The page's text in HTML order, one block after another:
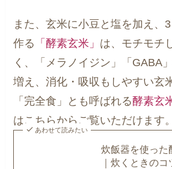
また、玄米に小豆と塩を加え、
作る 「酵素玄米」 は、モチモチ
く、「メラノイジン」「GABA
増え、消化・吸収もしやすい玄
「完全食」とも呼ばれる酵素玄
はこちらからご覧いただけます。
あわせて読みたい
炊飯器を使った
｜炊くときの